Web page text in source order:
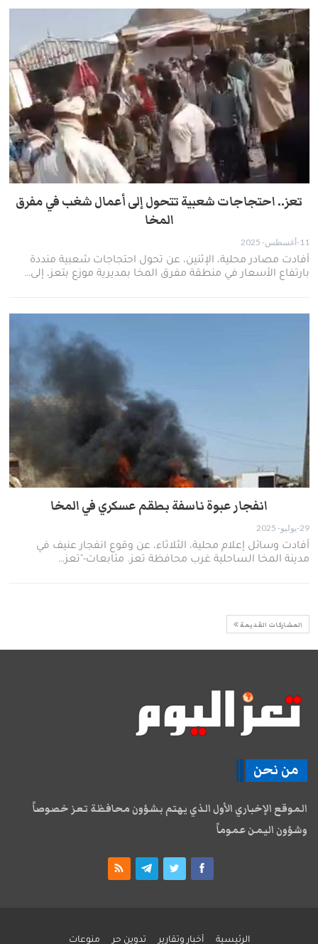
تعز.. احتجاجات شعبية تتحول إلى أعمال شغب في مفرق
المخا
11-أغسطس- 2025
أفادت مصادر محلية، الإثنين، عن تحول احتجاجات شعبية منددة
بارتفاع الأسعار في منطقة مفرق المخا بمديرية موزع بتعز، إلى…
انفجار عبوة ناسفة بطقم عسكري في المخا
29-يوليو- 2025
أفادت وسائل إعلام محلية، الثلاثاء، عن وقوع انفجار عنيف في
مدينة المخا الساحلية غرب محافظة تعز. متابعات-"تعز…
المشاركات القديمة
من نحن
الموقع الإخباري الأول الذي يهتم بشؤون محافظة تعز خصوصاً
وشؤون اليمن عموماً
الرئيسية أخبار وتقارير تدوين حر منوعات